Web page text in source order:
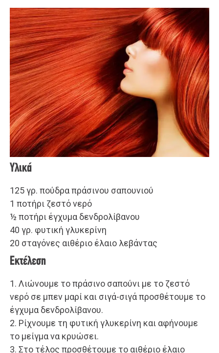
Υλικά
125 γρ. πούδρα πράσινου σαπουνιού
1 ποτήρι ζεστό νερό
½ ποτήρι έγχυμα δενδρολίβανου
40 γρ. φυτική γλυκερίνη
20 σταγόνες αιθέριο έλαιο λεβάντας
Εκτέλεση
1. Λιώνουμε το πράσινο σαπούνι με το ζεστό
νερό σε μπεν μαρί και σιγά-σιγά προσθέτουμε το
έγχυμα δενδρολίβανου.
2. Ρίχνουμε τη φυτική γλυκερίνη και αφήνουμε
το μείγμα να κρυώσει.
3. Στο τέλος προσθέτουμε το αιθέριο έλαιο